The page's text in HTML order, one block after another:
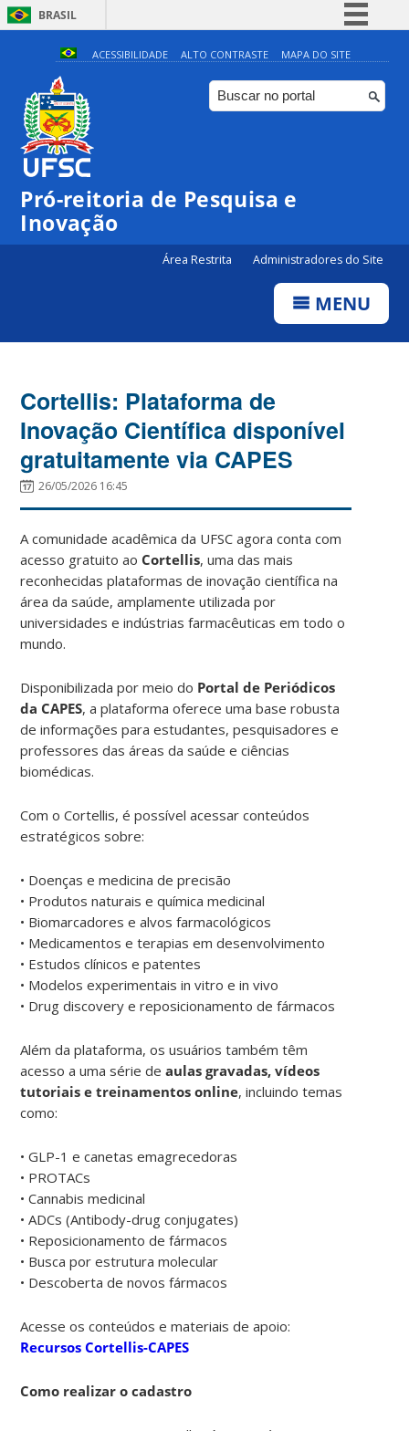
BRASIL
Simplifique!
Comunica BR
Participe
Canais
ACESSIBILIDADE ALTO CONTRASTE MAPA DO SITE
Pró-reitoria de Pesquisa e
Inovação
Área Restrita Administradores do Site
MENU
Cortellis: Plataforma de
Inovação Científica disponível
gratuitamente via CAPES
26/05/2026 16:45
A comunidade acadêmica da UFSC agora conta com
acesso gratuito ao Cortellis, uma das mais
reconhecidas plataformas de inovação científica na
área da saúde, amplamente utilizada por
universidades e indústrias farmacêuticas em todo o
mundo.
Disponibilizada por meio do Portal de Periódicos
da CAPES, a plataforma oferece uma base robusta
de informações para estudantes, pesquisadores e
professores das áreas da saúde e ciências
biomédicas.
Com o Cortellis, é possível acessar conteúdos
estratégicos sobre:
• Doenças e medicina de precisão
• Produtos naturais e química medicinal
• Biomarcadores e alvos farmacológicos
• Medicamentos e terapias em desenvolvimento
• Estudos clínicos e patentes
• Modelos experimentais in vitro e in vivo
• Drug discovery e reposicionamento de fármacos
Além da plataforma, os usuários também têm
acesso a uma série deaulas gravadas, vídeos
tutoriais e treinamentos online, incluindo temas
como:
• GLP-1 e canetas emagrecedoras
• PROTACs
• Cannabis medicinal
• ADCs (Antibody-drug conjugates)
• Reposicionamento de fármacos
• Busca por estrutura molecular
• Descoberta de novos fármacos
Acesse os conteúdos e materiais de apoio:
Recursos Cortellis-CAPES
Como realizar o cadastro